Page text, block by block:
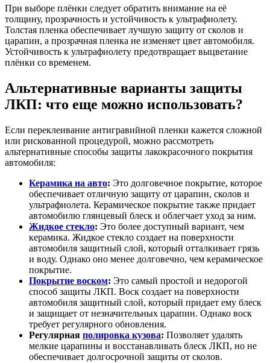
При выборе плёнки следует обратить внимание на её
толщину, прозрачность и устойчивость к ультрафиолету.
Толстая пленка обеспечивает лучшую защиту от сколов и
царапин, а прозрачная пленка не изменяет цвет автомобиля.
Устойчивость к ультрафиолету предотвращает выцветание
плёнки со временем.
Альтернативные варианты защиты
ЛКП: что еще можно использовать?
Если переклеивание антигравийной пленки кажется сложной
или рискованной процедурой, можно рассмотреть
альтернативные способы защиты лакокрасочного покрытия
автомобиля:
Керамика на авто: Это долговечное покрытие, которое
обеспечивает отличную защиту от царапин, сколов и
ультрафиолета. Керамическое покрытие также придает
автомобилю глянцевый блеск и облегчает уход за ним.
Жидкое стекло: Это более доступный вариант, чем
керамика. Жидкое стекло создает на поверхности
автомобиля защитный слой, который отталкивает грязь
и воду. Однако оно менее долговечно, чем керамическое
покрытие.
Покрытие воском: Это самый простой и недорогой
способ защиты ЛКП. Воск создает на поверхности
автомобиля защитный слой, который придает ему блеск
и защищает от незначительных царапин. Однако воск
требует регулярного обновления.
Регулярная полировка кузова: Позволяет удалять
мелкие царапины и восстанавливать блеск ЛКП, но не
обеспечивает долгосрочной защиты от сколов.